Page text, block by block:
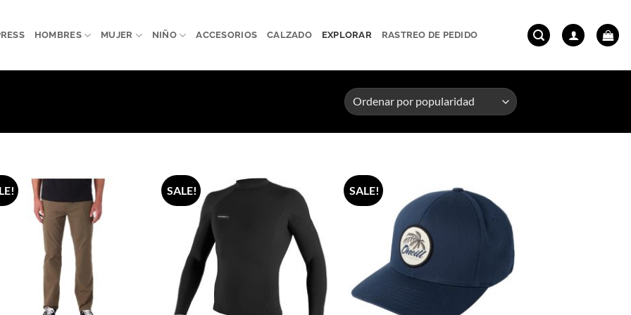
HOMBRES MUJER NIÑO ACCESORIOS CALZADO EXPLORAR RASTREO DE PEDIDO
SALE! SALE!